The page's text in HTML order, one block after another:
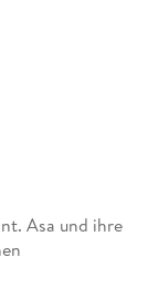
Asa und ihre